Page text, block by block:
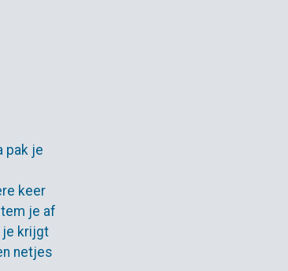
pak je
keer
je af
je krijgt
netjes